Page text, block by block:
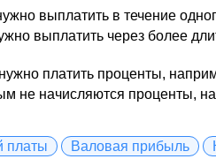
выплатить в течение
выплатить через более
платить проценты,
не начисляются проценты,
платы Валовая прибыль